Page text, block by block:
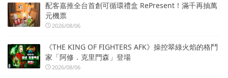
配客嘉推全台首創可循環禮盒 RePresent！滿千再抽萬
元機票
2026/08/06
《THE KING OF FIGHTERS AFK》操控翠綠火焰的格鬥
家「阿修．克里門森」登場
2026/08/06